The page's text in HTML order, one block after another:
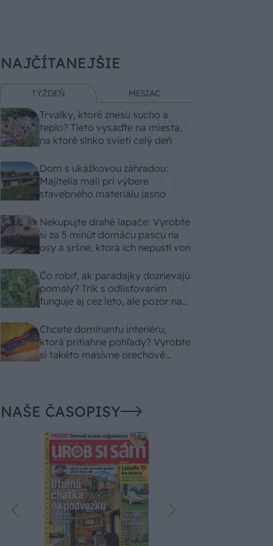
NAJČÍTANEJŠIE
TÝŽDEŇ MESIAC
Trvalky, ktoré znesú sucho a
teplo? Tieto vysaďte na miesta,
na ktoré slnko svieti celý deň
Dom s ukážkovou záhradou:
Majitelia mali pri výbere
stavebného materiálu jasno
Nekupujte drahé lapače: Vyrobte
si za 5 minút domácu pascu na
osy a sršne, ktorá ich nepustí von
Čo robiť, ak paradajky dozrievajú
pomaly? Trik s odlisťovaním
funguje aj cez leto, ale pozor na
Chcete dominantu interiéru,
ktorá pritiahne pohľady? Vyrobte
si takéto masívne orechové
NAŠE ČASOPISY